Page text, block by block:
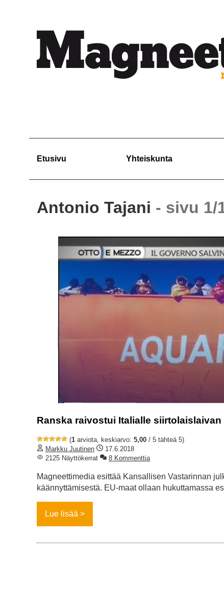
Etusivu Yhteiskunta
Antonio Tajani - sivu 1/
Ranska raivostui Italialle
(1 arviota, keskiarvo: 5,00 / 5 tähteä 5)
Markku Juutinen
17.6.2018
2125 Näyttökerrat
8 Kommenttia
Magneettimedia esittää Kansallisen Vastarinnan
käännyttämisestä. EU-maat ollaan hukuttamassa
Lue lisää